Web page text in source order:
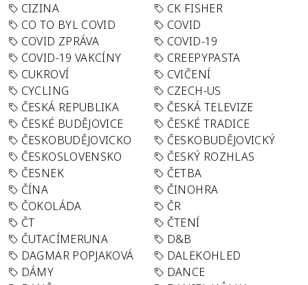
CIZINA
CK FISHER
CO TO BYL COVID
COVID
COVID ZPRÁVA
COVID-19
COVID-19 VAKCÍNY
CREEPYPASTA
CUKROVÍ
CVIČENÍ
CYCLING
CZECH-US
ČESKÁ REPUBLIKA
ČESKÁ TELEVIZE
ČESKÉ BUDĚJOVICE
ČESKÉ TRADICE
ČESKOBUDĚJOVICKO
ČESKOBUDĚJOVICKÝ
ČESKOSLOVENSKO
ČESKÝ ROZHLAS
ČESNEK
ČETBA
ČÍNA
ČINOHRA
ČOKOLÁDA
ČR
ČT
ČTENÍ
ČUTACÍMERUNA
D&B
DAGMAR POPJAKOVÁ
DALEKOHLED
DÁMY
DANCE